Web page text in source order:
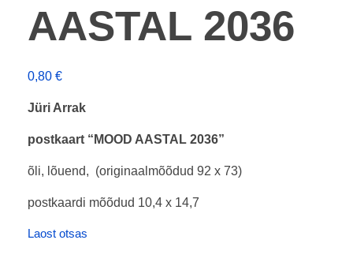
AASTAL 2036
0,80 €
Jüri Arrak
postkaart “MOOD AASTAL 2036”
õli, lõuend, (originaalmõõdud 92 x 73)
postkaardi mõõdud 10,4 x 14,7
Laost otsas